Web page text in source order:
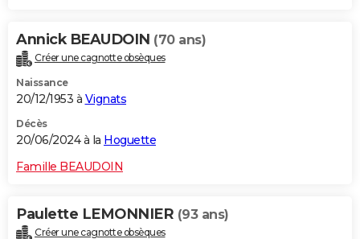
Dictionnaire
Biographies
Citations
Expressions
Proverbes
PROGRAMME TV
COPAINS D'AVANT
S'inscrire
Se connecter
Lycées
Collèges
Primaires
Universités
Entreprises
Service militaire
Avis de recherche
AVIS DE DÉCÈS
Annick BEAUDOIN (70 ans)
Créer une cagnotte obsèques
Naissance
20/12/1953 à Vignats
Décès
20/06/2024 à la Hoguette
Famille BEAUDOIN
Paulette LEMONNIER (93 ans)
Créer une cagnotte obsèques